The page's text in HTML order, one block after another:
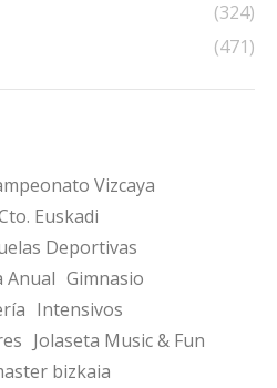
(324)
(471)
Vizcaya
Euskadi
Deportivas
Anual Gimnasio
Intensivos
Jolaseta Music & Fun
bizkaia